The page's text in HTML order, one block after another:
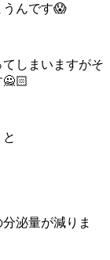
うんです😱
しまいますがそ
泌量が減りま